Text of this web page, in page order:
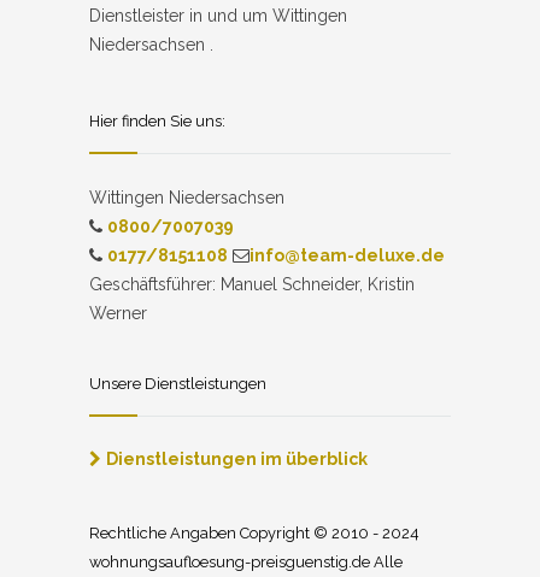
Dienstleister in und um Wittingen
Niedersachsen .
Hier finden Sie uns:
Wittingen Niedersachsen
0800/7007039
0177/8151108
info@team-deluxe.de
Geschäftsführer: Manuel Schneider, Kristin
Werner
Unsere Dienstleistungen
Dienstleistungen im überblick
Rechtliche Angaben Copyright © 2010 - 2024
wohnungsaufloesung-preisguenstig.de Alle